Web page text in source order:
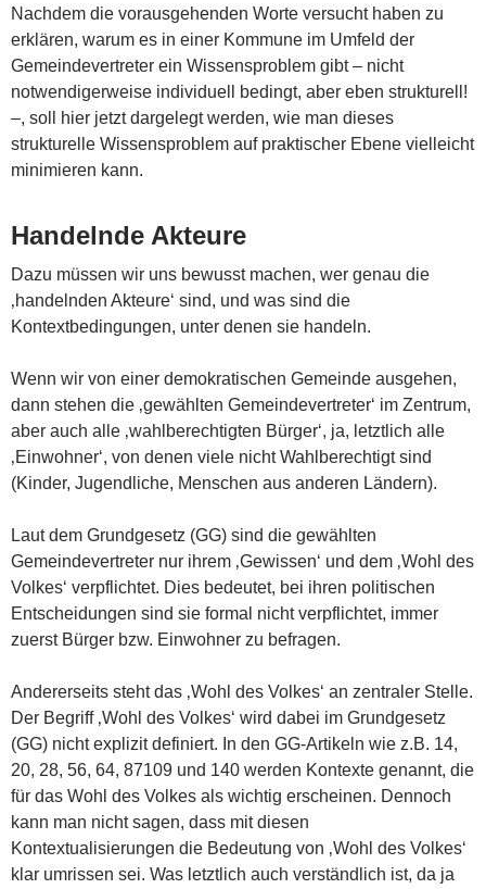
Nachdem die vorausgehenden Worte versucht haben zu
erklären, warum es in einer Kommune im Umfeld der
Gemeindevertreter ein Wissensproblem gibt – nicht
notwendigerweise individuell bedingt, aber eben strukturell!
–, soll hier jetzt dargelegt werden, wie man dieses
strukturelle Wissensproblem auf praktischer Ebene vielleicht
minimieren kann.
Handelnde Akteure
Dazu müssen wir uns bewusst machen, wer genau die
‚handelnden Akteure‘ sind, und was sind die
Kontextbedingungen, unter denen sie handeln.
Wenn wir von einer demokratischen Gemeinde ausgehen,
dann stehen die ‚gewählten Gemeindevertreter‘ im Zentrum,
aber auch alle ‚wahlberechtigten Bürger‘, ja, letztlich alle
‚Einwohner‘, von denen viele nicht Wahlberechtigt sind
(Kinder, Jugendliche, Menschen aus anderen Ländern).
Laut dem Grundgesetz (GG) sind die gewählten
Gemeindevertreter nur ihrem ‚Gewissen‘ und dem ‚Wohl des
Volkes‘ verpflichtet. Dies bedeutet, bei ihren politischen
Entscheidungen sind sie formal nicht verpflichtet, immer
zuerst Bürger bzw. Einwohner zu befragen.
Andererseits steht das ‚Wohl des Volkes‘ an zentraler Stelle.
Der Begriff ‚Wohl des Volkes‘ wird dabei im Grundgesetz
(GG) nicht explizit definiert. In den GG-Artikeln wie z.B. 14,
20, 28, 56, 64, 87109 und 140 werden Kontexte genannt, die
für das Wohl des Volkes als wichtig erscheinen. Dennoch
kann man nicht sagen, dass mit diesen
Kontextualisierungen die Bedeutung von ‚Wohl des Volkes‘
klar umrissen sei. Was letztlich auch verständlich ist, da ja